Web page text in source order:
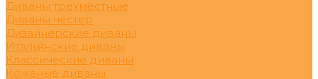
Диваны трехместные
Диваны честер
Дизайнерские диваны
Итальянские диваны
Классические диваны
Кожаные диваны